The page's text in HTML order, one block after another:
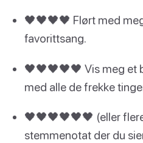
🖤🖤🖤🖤 Flørt med
favorittsang.
🖤🖤🖤🖤🖤 Vis meg et
med alle de frekke
🖤🖤🖤🖤🖤🖤 (eller
stemmenotat der du